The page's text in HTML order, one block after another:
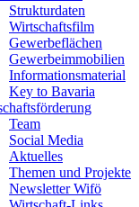
Strukturdaten
Wirtschaftsfilm
Gewerbeflächen
Gewerbeimmobilien
Informationsmaterial
Key to Bavaria
Team
Social Media
Aktuelles
Themen und Projekte
Newsletter Wifö